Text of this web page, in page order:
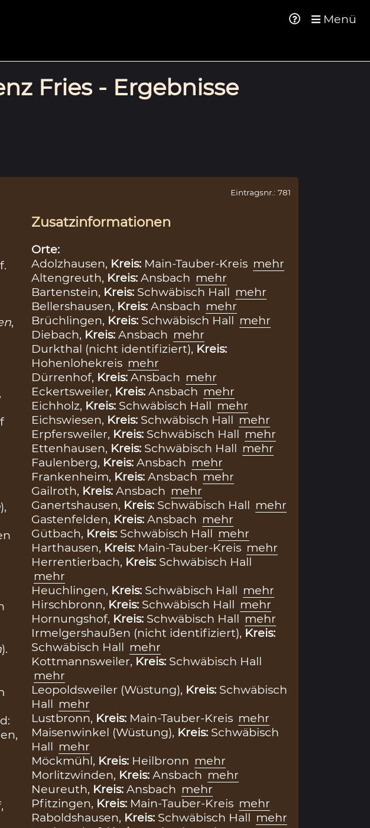
Menü
Fries - Ergebnisse
,
),
).
Eintragsnr.: 781
Zusatzinformationen
Orte:
Adolzhausen, Kreis: Main-Tauber-Kreis mehr
Altengreuth, Kreis: Ansbach mehr
Bartenstein, Kreis: Schwäbisch Hall mehr
Bellershausen, Kreis: Ansbach mehr
Brüchlingen, Kreis: Schwäbisch Hall mehr
Diebach, Kreis: Ansbach mehr
Durkthal (nicht identifiziert), Kreis:
Hohenlohekreis mehr
Dürrenhof, Kreis: Ansbach mehr
Eckertsweiler, Kreis: Ansbach mehr
Eichholz, Kreis: Schwäbisch Hall mehr
Eichswiesen, Kreis: Schwäbisch Hall mehr
Erpfersweiler, Kreis: Schwäbisch Hall mehr
Ettenhausen, Kreis: Schwäbisch Hall mehr
Faulenberg, Kreis: Ansbach mehr
Frankenheim, Kreis: Ansbach mehr
Gailroth, Kreis: Ansbach mehr
Ganertshausen, Kreis: Schwäbisch Hall mehr
Gastenfelden, Kreis: Ansbach mehr
Gütbach, Kreis: Schwäbisch Hall mehr
Harthausen, Kreis: Main-Tauber-Kreis mehr
Herrentierbach, Kreis: Schwäbisch Hall
mehr
Heuchlingen, Kreis: Schwäbisch Hall mehr
Hirschbronn, Kreis: Schwäbisch Hall mehr
Hornungshof, Kreis: Schwäbisch Hall mehr
Irmelgershaußen (nicht identifiziert), Kreis:
Schwäbisch Hall mehr
Kottmannsweiler, Kreis: Schwäbisch Hall
mehr
Leopoldsweiler (Wüstung), Kreis: Schwäbisch
Hall mehr
Lustbronn, Kreis: Main-Tauber-Kreis mehr
Maisenwinkel (Wüstung), Kreis: Schwäbisch
Hall mehr
Möckmühl, Kreis: Heilbronn mehr
Morlitzwinden, Kreis: Ansbach mehr
Neureuth, Kreis: Ansbach mehr
Pfitzingen, Kreis: Main-Tauber-Kreis mehr
Raboldshausen, Kreis: Schwäbisch Hall mehr